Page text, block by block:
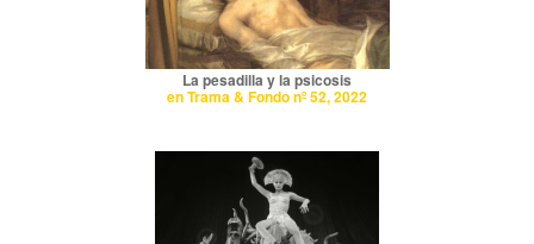
La pesadilla y la psicosis
en Trama & Fondo nº 52, 2022